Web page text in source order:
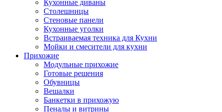
Кухонные диваны
Столешницы
Стеновые панели
Кухонные уголки
Встраиваемая техника для Кухни
Мойки и смесители для кухни
Прихожие
Модульные прихожие
Готовые решения
Обувницы
Вешалки
Банкетки в прихожую
Пеналы и витрины